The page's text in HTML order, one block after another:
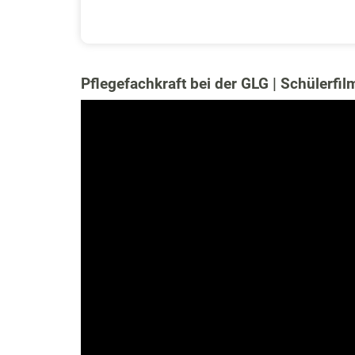
Pflegefachkraft bei der GLG |